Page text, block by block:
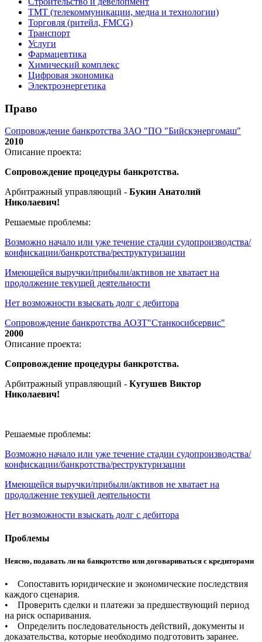
ТМТ (телекоммуникации, медиа и технологии)
Торговля (ритейл, FMCG)
Транспорт
Услуги
Фармацевтика
Химический комплекс
Цифровая экономика
Электроэнергетика
Право
Сопровождение банкротства ЗАО "ПО "Бийскэнергомаш"
2010
Описание проекта:
Сопровождение процедуры банкротства.
Арбитражный управляющий - Букин Анатолий
Николаевич!
Решаемые проблемы:
Возможно начало или уже течение стадии судопроизводства/
конфискации/банкротства/реструктуризации
Имеющейся выручки/прибыли/активов не хватает на
продолжение текущей деятельности
Нет возможности взыскать долг с дебитора
Сопровождение банкротства АОЗТ"Станкосибсервис"
2000
Описание проекта:
Сопровождение процедуры банкротства.
Арбитражный управляющий - Кугушев Виктор
Николаевич!
Решаемые проблемы:
Возможно начало или уже течение стадии судопроизводства/
конфискации/банкротства/реструктуризации
Имеющейся выручки/прибыли/активов не хватает на
продолжение текущей деятельности
Нет возможности взыскать долг с дебитора
Проблемы
Неясно, подавать ли на банкротство или договариваться с кредиторами
• Сопоставить юридические и экономические последствия
каждого сценария.
• Проверить сделки и платежи за предшествующий период
на риск оспаривания.
• Определить последовательность действий, документы и
доказательства, которые необходимо подготовить заранее.